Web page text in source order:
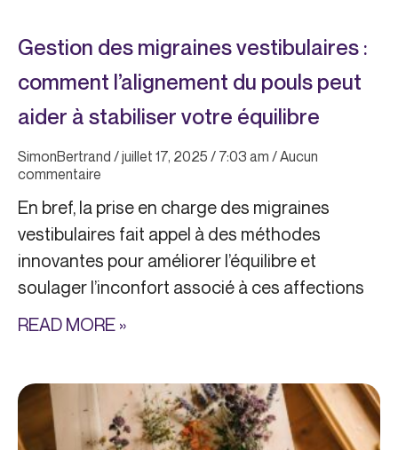
Gestion des migraines vestibulaires :
comment l’alignement du pouls peut
aider à stabiliser votre équilibre
SimonBertrand juillet 17, 2025 7:03 am
Aucun
commentaire
En bref, la prise en charge des migraines
vestibulaires fait appel à des méthodes
innovantes pour améliorer l’équilibre et
soulager l’inconfort associé à ces affections
READ MORE »